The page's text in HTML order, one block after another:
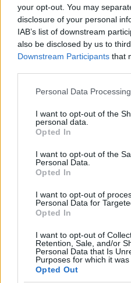
your opt-out. You may
disclosure of your personal
IAB’s list of downstream
also be disclosed by us to
Downstream Participants that
Please note that this website/
not limited to your visit or
grant or deny consent to
use your data for below
consent section.
Personal Data
I want to opt-out of the
personal data.
Opted In
I want to opt-out of the
Personal Data.
Opted In
I want to opt-out of
Personal Data for
Opted In
I want to opt-out of
Retention, Sale, and/or
Personal Data that Is
Purposes for which it was
Opted Out
Μεσημέρι
Άνεμος 3 bf Νότιος-
Αισθητή29° / 30°
Απόγευμα